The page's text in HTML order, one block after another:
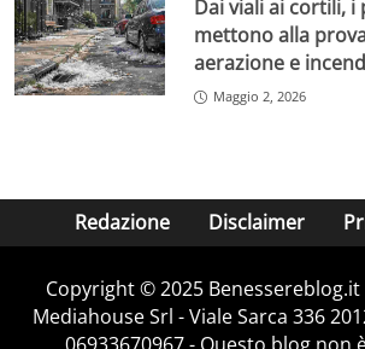
Dai viali ai cortili,
mettono alla
aerazione e
Maggio 2, 2026
Redazione Disclaimer
Copyright © 2025
Mediahouse Srl - Viale Sarca 336